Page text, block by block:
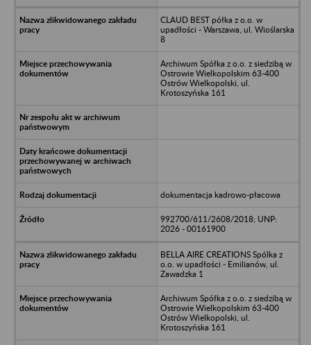
CLAUD BEST półka z o.o. w
upadłości - Warszawa, ul. Wioślarska
8
Archiwum Spółka z o.o. z siedzibą w
Ostrowie Wielkopolskim 63-400
Ostrów Wielkopolski, ul.
Krotoszyńska 161
dokumentacja kadrowo-płacowa
992700/611/2608/2018; UNP:
2026 - 00161900
BELLA AIRE CREATIONS Spólka z
o.o. w upadłości - Emilianów, ul.
Zawadzka 1
Archiwum Spółka z o.o. z siedzibą w
Ostrowie Wielkopolskim 63-400
Ostrów Wielkopolski, ul.
Krotoszyńska 161